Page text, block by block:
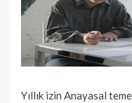
Yıllık izin Anayasal